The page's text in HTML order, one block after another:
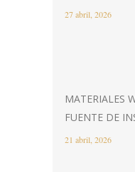
27 abril, 2026
MATERIALES
FUENTE DE
21 abril, 2026